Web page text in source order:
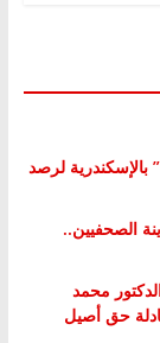
لرصد
الصحفيين..
محمد
حق أصيل